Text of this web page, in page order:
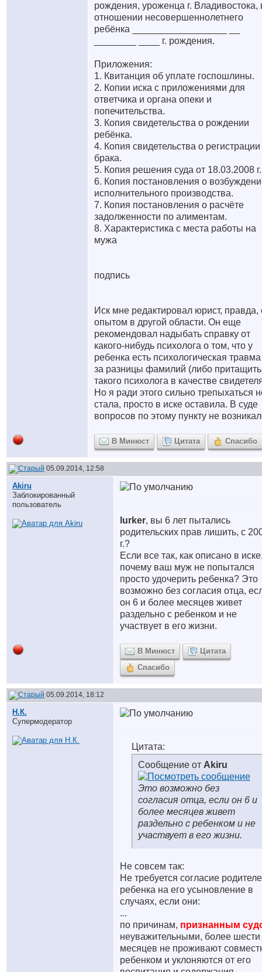
рождения, уроженца г. Владивостока,
отношении несовершеннолетнего
ребёнка __________________ __
________ ____ г. рождения.
Приложения:
1. Квитанция об уплате госпошлины.
2. Копии иска с приложениями для
ответчика и органа опеки и
попечительства.
3. Копия свидетельства о рождении
ребёнка.
4. Копия свидетельства о регистрации
брака.
5. Копия решения суда от 18.03.2008 г.
6. Копия постановления о
исполнительного производства.
7. Копия постановления о расчёте
задолженности по алиментам.
8. Характеристика с места работы на
мужа
подпись
Иск мне редактировал юрист, правда,
опытом в другой области. Он еще
рекомендовал надыбать справку от
какого-нибудь психолога о том, что у
ребенка есть психологическая травма
за разницы фамилий (либо притащить
такого психолога в качестве
Но я ради этого сильно трепыхаться
стала, просто в иске оставила. В суде
вопросов по этому пункту не
В Минюст Цитата Спасибо
05.09.2014, 12:58
Akiru
Заблокированный
пользователь
lurker, вы 6 лет пытались
родительских прав лишить, с
г.?
Если все так, как описано в
почему ваш муж не попытался
просто удочерить ребенка? Это
возможно без согласия отца,
он 6 и более месяцев живет
раздельно с ребенком и не
участвует в его жизни.
В Минюст
Цитата
Спасибо
05.09.2014, 18:12
Н.К.
Супермодератор
Цитата:
Сообщение от Akiru
Это возможно без
согласия отца, если он 6 и
более месяцев живет
раздельно с ребенком и не
участвует в его жизни.
Не совсем так:
Не требуется согласие
ребенка на его усыновление в
случаях, если они:
...
по причинам, признанным
неуважительными, более шести
месяцев не проживают
ребенком и уклоняются от его